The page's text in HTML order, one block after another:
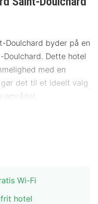
Doulchard byder på en
Dette hotel
med en
det til et ideelt valg
området.
giver nem
og smukke
med offentlige
Wi-Fi
hotel